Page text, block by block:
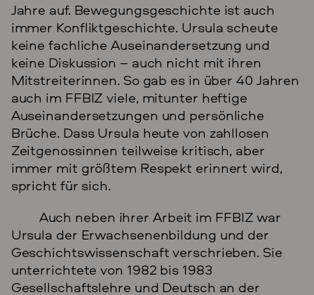
Jahre auf. Bewegungsgeschichte ist auch
immer Konfliktgeschichte. Ursula scheute
keine fachliche Auseinandersetzung und
keine Diskussion – auch nicht mit ihren
Mitstreiterinnen. So gab es in über 40 Jahren
auch im FFBIZ viele, mitunter heftige
Auseinandersetzungen und persönliche
Brüche. Dass Ursula heute von zahllosen
Zeitgenossinnen teilweise kritisch, aber
immer mit größtem Respekt erinnert wird,
spricht für sich.
Auch neben ihrer Arbeit im FFBIZ war
Ursula der Erwachsenenbildung und der
Geschichtswissenschaft verschrieben. Sie
unterrichtete von 1982 bis 1983
Gesellschaftslehre und Deutsch an der